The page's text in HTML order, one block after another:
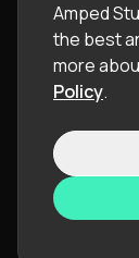
Comunidade
Manual
© 2026
Idioma:
Amped
the best
more
Policy.